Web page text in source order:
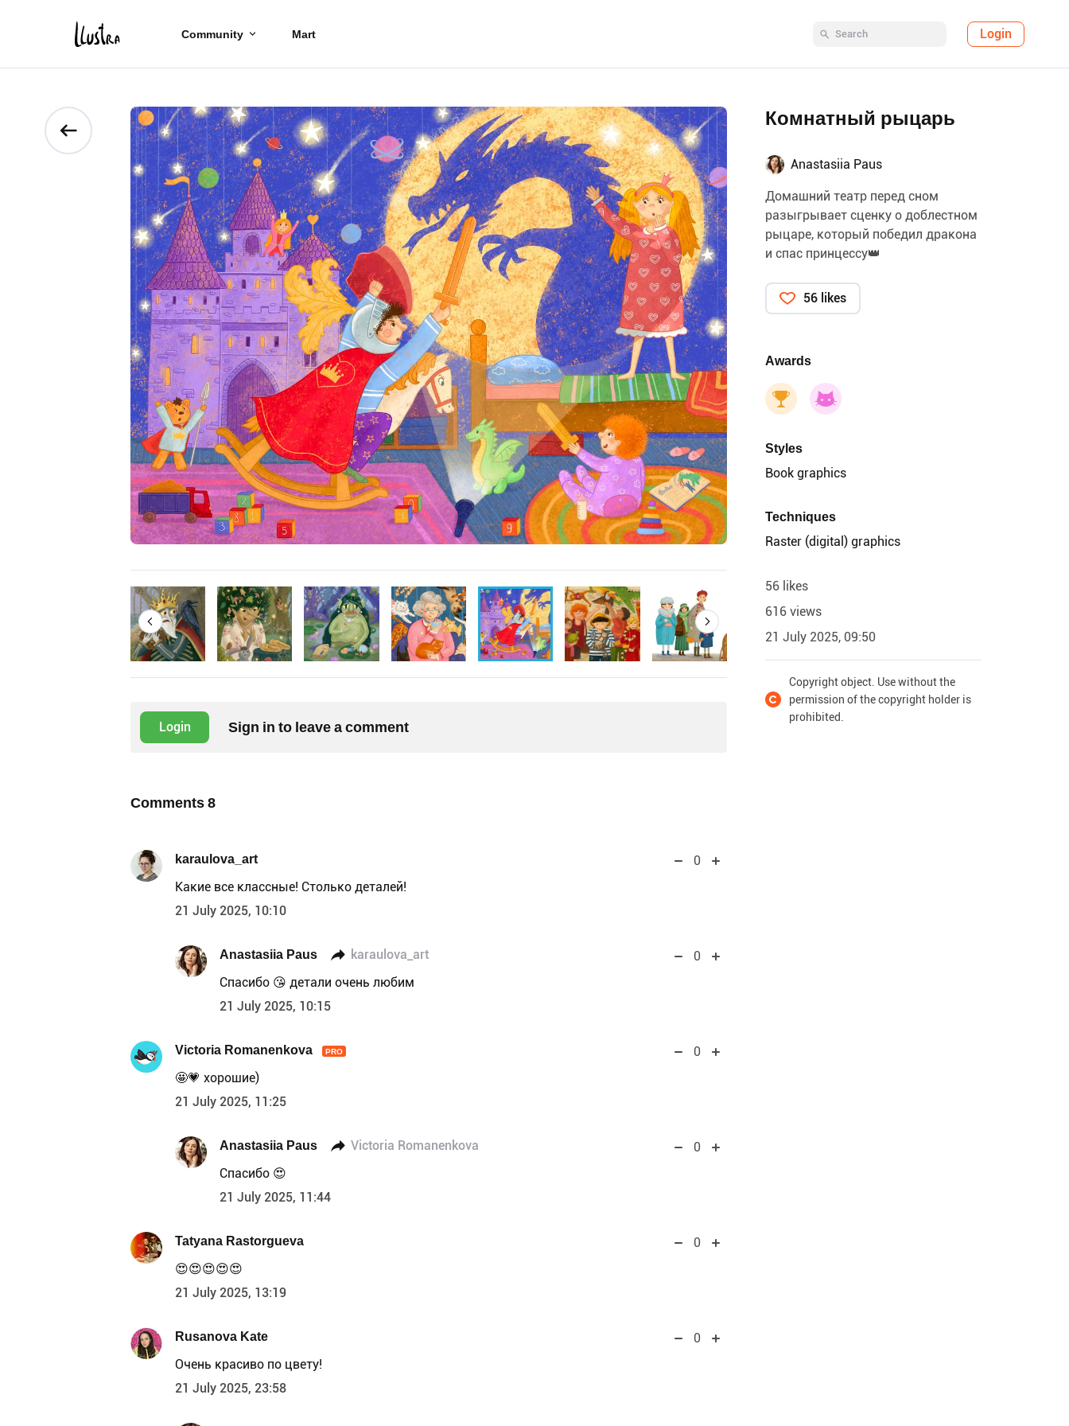
Community Mart Login
Login Sign in to leave a comment
Comments8
karaulova_art
0
Какие все классные! Столько деталей!
21 July 2025, 10:10
Anastasiia Paus karaulova_art
0
Спасибо 😘 детали очень любим
21 July 2025, 10:15
Victoria Romanenkova PRO
0
🤩💗 хорошие)
21 July 2025, 11:25
Anastasiia Paus Victoria Romanenkova
0
Спасибо 😍
21 July 2025, 11:44
Tatyana Rastorgueva
0
😍😍😍😍😍
21 July 2025, 13:19
Rusanova Kate
0
Очень красиво по цвету!
21 July 2025, 23:58
Комнатный рыцарь
Anastasiia Paus
Домашний театр перед сном
разыгрывает сценку о доблестном
рыцаре, который победил дракона
и спас принцессу👑
56 likes
Awards
Styles
Book graphics
Techniques
Raster (digital) graphics
56 likes
616 views
21 July 2025, 09:50
Copyright object. Use without the
permission of the copyright holder is
prohibited.